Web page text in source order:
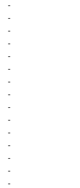
-
-
-
-
-
-
-
-
-
-
-
-
-
-
-